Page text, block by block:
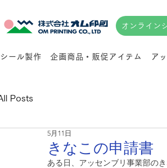
オンライン
シール製作 企画商品・販促アイテム ア
Posts
きなこの申請書
5月11日
ある日、アッセンブリ事業部の